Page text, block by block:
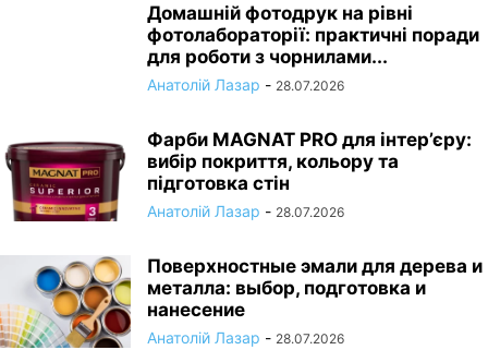
Домашній фотодрук на рівні
фотолабораторії: практичні поради
для роботи з чорнилами...
Анатолій Лазар - 28.07.2026
Фарби MAGNAT PRO для інтер’єру:
вибір покриття, кольору та
підготовка стін
Анатолій Лазар - 28.07.2026
Поверхностные эмали для дерева и
металла: выбор, подготовка и
нанесение
Анатолій Лазар - 28.07.2026